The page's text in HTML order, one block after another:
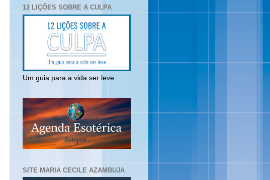
12 LIÇÕES SOBRE A CULPA
Um guia para a vida ser leve
SITE MARIA CECILE AZAMBUJA